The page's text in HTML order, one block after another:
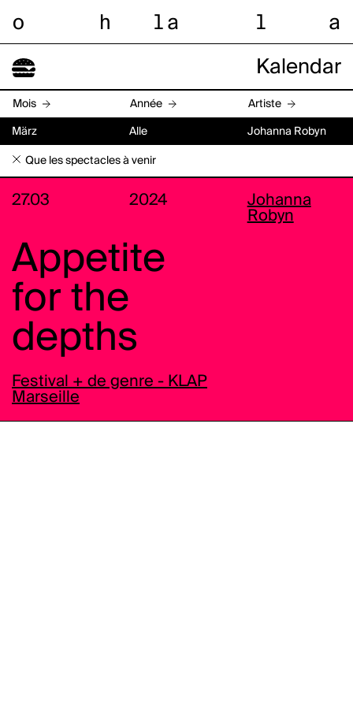
o h l a l a
Kalendar
Mois Année Artiste
März Alle Johanna Robyn
Que les spectacles à venir
27.03 2024
Johanna
Robyn
Appetite
for the
depths
Festival + de genre - KLAP
Marseille